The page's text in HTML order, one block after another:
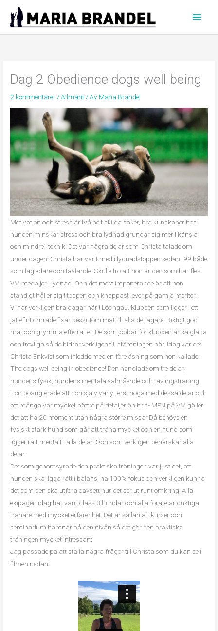
innehåll
Dag 2 Obedience dogs well being
2 kommentarer /Allmänt / Av Maria Brandel
Motivation och stress är två helt skilda saker, bra kunskaper hos
hunden minskar stress och bra lydnad grundar sig mer i känsla
och mindre i teknik. Det var några delar som Christa talade om
under dagen! Christa har varit med i lydnadstoppen sedan -99 både
som lagledare och tävlande. Skulle tro att hon är den som har flest
VM medaljer i lydnad. Och det mest imponerande är att hon
ständigt håller sig i toppen och knappast lever på gamla meriter.
Vi har verkligen bra dagar här i Löchgau. Klubben som ligger i ett
jättefint område fixar dessutom mat till alla deltagare. Riktigt god
mat och grymma efterrätter. De.som jobbar för klubben är så glada
och trevliga så de bidrar verkligen till stämningen här. Idag var det
Christa Enkvist som inledde med en föreläsning som hon kallade:
The dogs well being in obedience! Den handlade om tre delar,
hundens fysik, hundens mentala välmående och tävlingsträning.
Hon poängterade att hon själv var ytterst noga med dessa delar och
att många var mycket bättre på detaljer än hon- MEN på VM gäller
det att ha 20 moment utan några större missar.Då behövs en
fysiskt stark hund som går att träna mycket och en hund som
ligger rätt mentalt i alla delar. Och som verkligen behärskar alla
delar.
Det som genomsyrade den praktiska träningen var just det, att
hunden ska ligga rätt i balans, ha 100% fokus och verkligen kunna
det som den ska utföra oavsett hur det ser ut runt omkring! Alla
ekipagen idag har varit class 3 hundar och alla förare är duktiga
tränare med mycket erfarenhet. Det är sällan att kurser och
seminarium hamnar på den nivån så det gör den praktiska
träningen mycket intressant.
Jag passade på att ställa några frågor till Christa som du kan se i
filmen nedan!